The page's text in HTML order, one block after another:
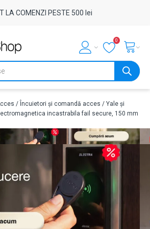
LA COMENZI PESTE 500 lei
0
/ Încuietori și comandă acces / Yale și
incastrabila fail secure, 150 mm